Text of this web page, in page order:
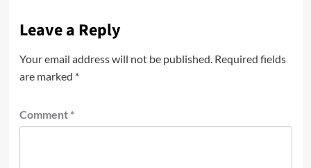
Leave a Reply
Your email address will not be published. Required fields
are marked *
Comment *